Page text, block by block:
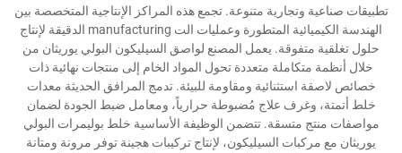
تطبيقات صناعية وتجارية متنوعة. تجمع هذه المراكز الإنتاجية المتخصصة بين
الهندسة الكيميائية المتطورة وعمليات الت manufacturing الدقيقة لإنتاج
حلول تغلقية متفوقة. يعمل المصنع لواصق السيليكون البولي يوريثان من
خلال أنظمة متكاملة متعددة تحول المواد الخام إلى منتجات نهائية ذات
خصائص لاصقة استثنائية ومقاومة للبيئة. تدمج المرافق الحديثة معدات
خلط أتمتة، وغرف علاج مُضبوطة حرارياً، ومعامل ضبط الجودة لضمان
مواصفات منتج متسقة. تتضمن الوظيفة الأساسية خلط بوليمرات البولي
يوريثان مع مركبات السيليكون، لإنتاج تركيبات هجينة توفر مرونة ومتانة